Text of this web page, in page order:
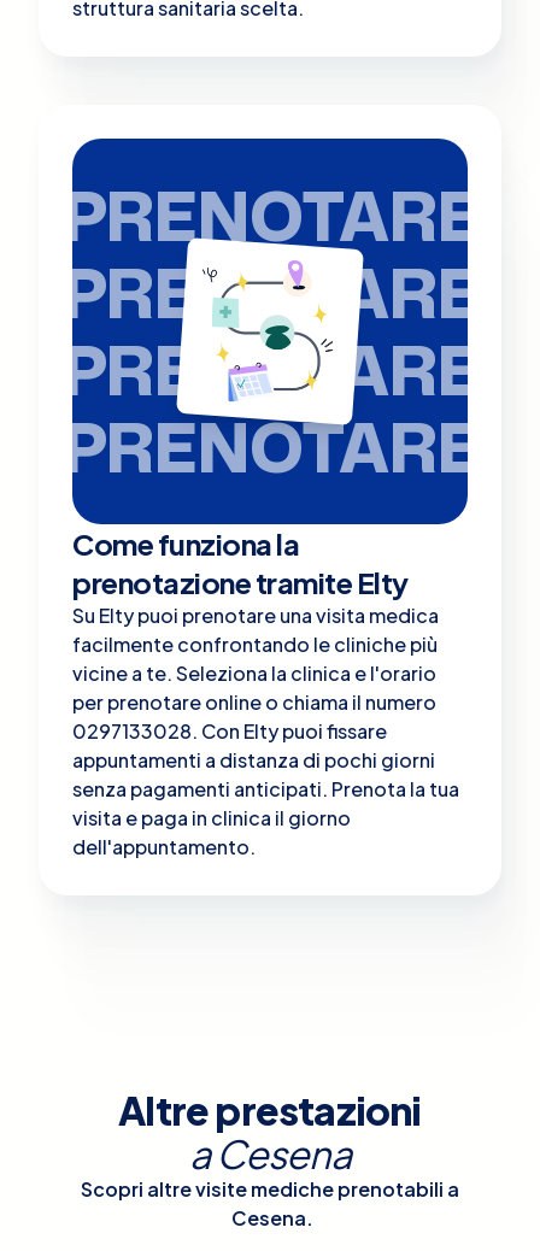
struttura sanitaria scelta.
PRENOTARE
PRENOTARE
PRENOTARE
PRENOTARE
Come funziona la
prenotazione tramite Elty
Su Elty puoi prenotare una visita medica
facilmente confrontando le cliniche più
vicine a te. Seleziona la clinica e l'orario
per prenotare online o chiama il numero
0297133028. Con Elty puoi fissare
appuntamenti a distanza di pochi giorni
senza pagamenti anticipati. Prenota la tua
visita e paga in clinica il giorno
dell'appuntamento.
Altre prestazioni
aCesena
Scopri altre visite mediche prenotabili a
Cesena.